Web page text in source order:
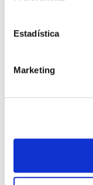
Estadística
Marketing
OTIFAES BORISEC
- +